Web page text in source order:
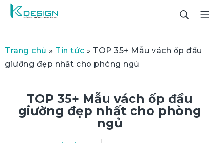
Trang chủ » Tin tức » TOP 35+ Mẫu vách ốp đầu
giường đẹp nhất cho phòng ngủ
TOP 35+ Mẫu vách ốp đầu
giường đẹp nhất cho phòng
ngủ